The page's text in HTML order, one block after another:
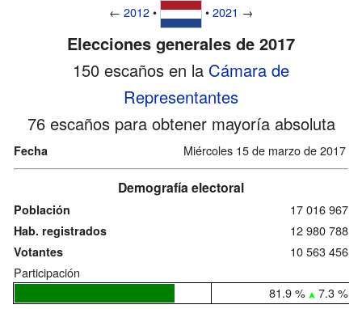
← 2012• •2021 →
Elecciones generales de 2017
150 escaños en la Cámara de
Representantes
76 escaños para obtener mayoría absoluta
Fecha Miércoles 15 de marzo de 2017
Demografía electoral
Población 17 016 967
Hab. registrados 12 980 788
Votantes
10 563 456
Participación
81.9 %
7.3 %